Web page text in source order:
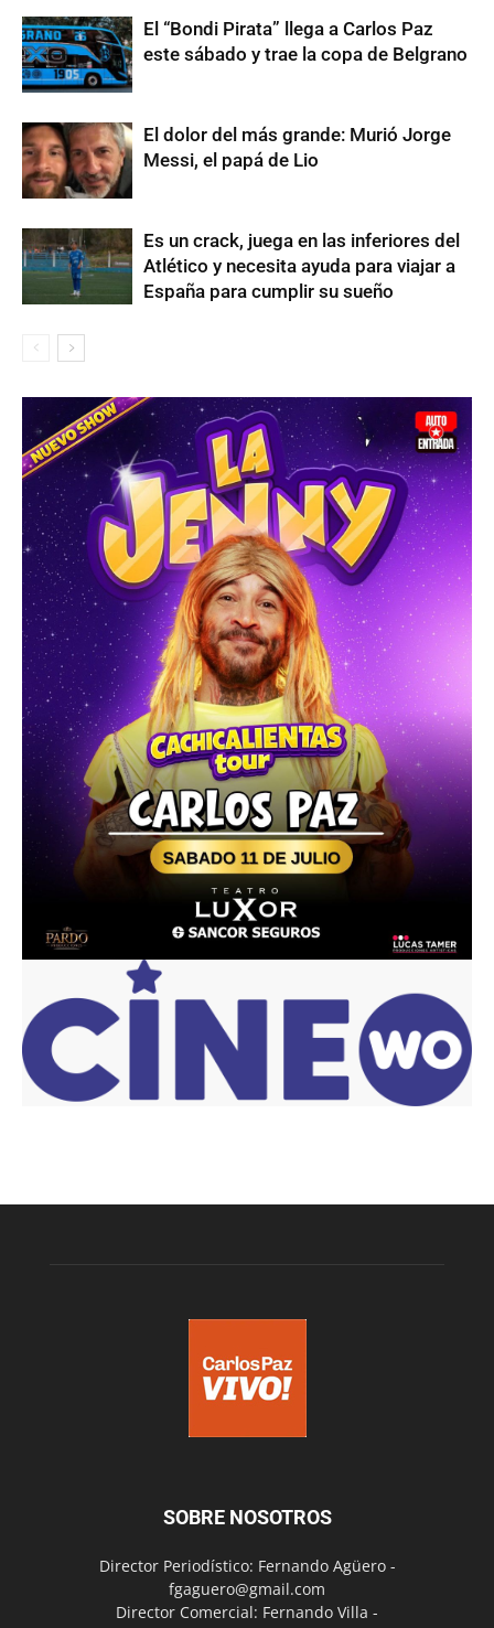
El “Bondi Pirata” llega a Carlos Paz
este sábado y trae la copa de Belgrano
El dolor del más grande: Murió Jorge
Messi, el papá de Lio
Es un crack, juega en las inferiores del
Atlético y necesita ayuda para viajar a
España para cumplir su sueño
SOBRE NOSOTROS
Director Periodístico: Fernando Agüero -
fgaguero@gmail.com
Director Comercial: Fernando Villa -